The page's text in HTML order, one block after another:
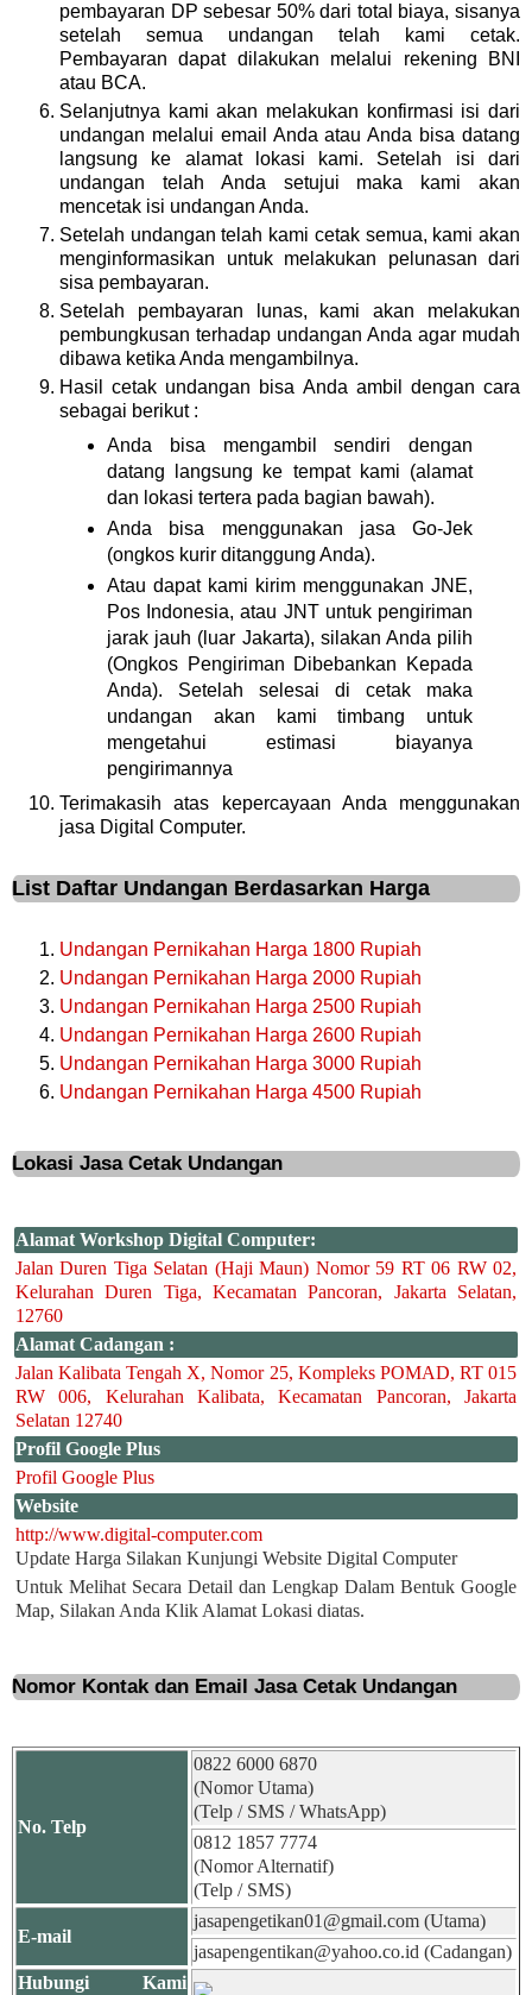
pembayaran DP sebesar 50% dari total biaya, sisanya
setelah semua undangan telah kami cetak.
Pembayaran dapat dilakukan melalui rekening BNI
atau BCA.
Selanjutnya kami akan melakukan konfirmasi isi dari
undangan melalui email Anda atau Anda bisa datang
langsung ke alamat lokasi kami. Setelah isi dari
undangan telah Anda setujui maka kami akan
mencetak isi undangan Anda.
Setelah undangan telah kami cetak semua, kami akan
menginformasikan untuk melakukan pelunasan dari
sisa pembayaran.
Setelah pembayaran lunas, kami akan melakukan
pembungkusan terhadap undangan Anda agar mudah
dibawa ketika Anda mengambilnya.
Hasil cetak undangan bisa Anda ambil dengan cara
sebagai berikut :
Anda bisa mengambil sendiri dengan
datang langsung ke tempat kami (alamat
dan lokasi tertera pada bagian bawah).
Anda bisa menggunakan jasa Go-Jek
(ongkos kurir ditanggung Anda).
Atau dapat kami kirim menggunakan JNE,
Pos Indonesia, atau JNT untuk pengiriman
jarak jauh (luar Jakarta), silakan Anda pilih
(Ongkos Pengiriman Dibebankan Kepada
Anda). Setelah selesai di cetak maka
undangan akan kami timbang untuk
mengetahui estimasi biayanya
pengirimannya
Terimakasih atas kepercayaan Anda menggunakan
jasa Digital Computer.
List Daftar Undangan Berdasarkan Harga
Undangan Pernikahan Harga 1800 Rupiah
Undangan Pernikahan Harga 2000 Rupiah
Undangan Pernikahan Harga 2500 Rupiah
Undangan Pernikahan Harga 2600 Rupiah
Undangan Pernikahan Harga 3000 Rupiah
Undangan Pernikahan Harga 4500 Rupiah
Lokasi Jasa Cetak Undangan
Alamat Workshop Digital Computer:
Jalan Duren Tiga Selatan (Haji Maun) Nomor 59 RT 06 RW 02,
Kelurahan Duren Tiga, Kecamatan Pancoran, Jakarta Selatan,
12760
Alamat Cadangan :
Jalan Kalibata Tengah X, Nomor 25, Kompleks POMAD, RT 015
RW 006, Kelurahan Kalibata, Kecamatan Pancoran, Jakarta
Selatan 12740
Profil Google Plus
Profil Google Plus
Website
http://www.digital-computer.com
Update Harga Silakan Kunjungi Website Digital Computer
Untuk Melihat Secara Detail dan Lengkap Dalam Bentuk Google
Map, Silakan Anda Klik Alamat Lokasi diatas.
Nomor Kontak dan Email Jasa Cetak Undangan
No. Telp
0822 6000 6870
(Nomor Utama)
(Telp / SMS / WhatsApp)
0812 1857 7774
(Nomor Alternatif)
(Telp / SMS)
E-mail
jasapengetikan01@gmail.com (Utama)
jasapengentikan@yahoo.co.id (Cadangan)
Hubungi Kami